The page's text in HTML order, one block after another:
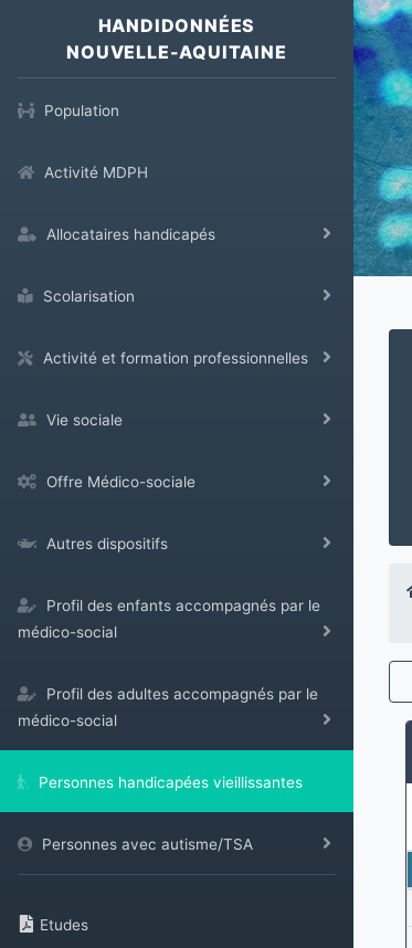
HANDIDONNÉES
NOUVELLE-AQUITAINE
Population
Activité MDPH
Allocataires handicapés
Scolarisation
Activité et formation professionnelles
Vie sociale
Offre Médico-sociale
Autres dispositifs
Profil des enfants accompagnés par le
médico-social
Profil des adultes accompagnés par le
médico-social
Personnes handicapées vieillissantes
Personnes avec autisme/TSA
Etudes